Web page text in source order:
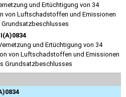
und Ertüchtigung von 34
von Luftschadstoffen und Emissionen
Grundsatzbeschlusses
und Ertüchtigung von 34
von Luftschadstoffen und Emissionen
Grundsatzbeschlusses